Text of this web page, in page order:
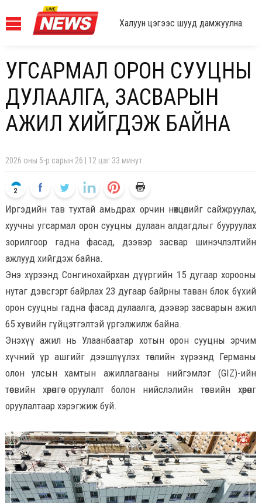
Халуун цэгээс шууд дамжуулна.
УГСАРМАЛ ОРОН СУУЦНЫ
ДУЛААЛГА, ЗАСВАРЫН
АЖИЛ ХИЙГДЭЖ БАЙНА
2026 оны 5-р сарын 26 | 12 цаг 33 минут
2
Иргэдийн тав тухтай амьдрах орчин нөхцөлийг сайжруулах,
хуучны угсармал орон сууцны дулаан алдагдлыг бууруулах
зорилгоор гадна фасад, дээвэр засвар шинэчлэлтийн
ажлууд хийгдэж байна.
Энэ хүрээнд Сонгинохайрхан дүүргийн 15 дугаар хорооны
нутаг дэвсгэрт байрлах 23 дугаар байрны таван блок бүхий
орон сууцны гадна фасад дулаалга, дээвэр засварын ажил
65 хувийн гүйцэтгэлтэй үргэлжилж байна.
Энэхүү ажил нь Улаанбаатар хотын орон сууцны эрчим
хүчний үр ашгийг дээшлүүлэх төслийн хүрээнд Германы
олон улсын хамтын ажиллагааны нийгэмлэг (GIZ)-ийн
төсвийн хөрөнгө оруулалт болон нийслэлийн төсвийн хөрөнгө
оруулалтаар хэрэгжиж буй.